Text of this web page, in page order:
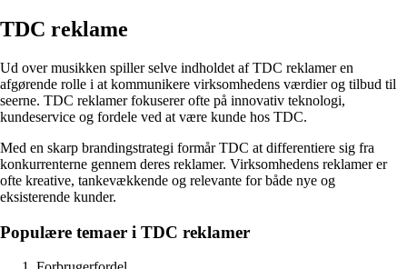
TDC reklame
Ud over musikken spiller selve indholdet af TDC reklamer en
afgørende rolle i at kommunikere virksomhedens værdier og tilbud til
seerne. TDC reklamer fokuserer ofte på innovativ teknologi,
kundeservice og fordele ved at være kunde hos TDC.
Med en skarp brandingstrategi formår TDC at differentiere sig fra
konkurrenterne gennem deres reklamer. Virksomhedens reklamer er
ofte kreative, tankevækkende og relevante for både nye og
eksisterende kunder.
Populære temaer i TDC reklamer